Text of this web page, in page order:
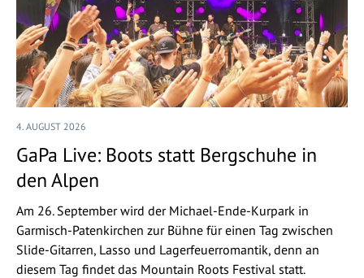
4. AUGUST 2026
GaPa Live: Boots statt Bergschuhe in
den Alpen
Am 26. September wird der Michael-Ende-Kurpark in
Garmisch-Patenkirchen zur Bühne für einen Tag zwischen
Slide-Gitarren, Lasso und Lagerfeuerromantik, denn an
diesem Tag findet das Mountain Roots Festival statt.